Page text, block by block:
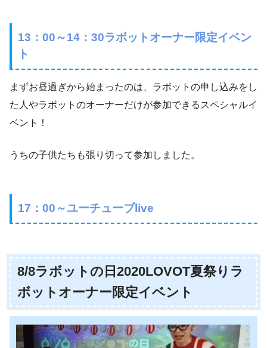
13：00～14：30ラボットオーナー限定イベン
ト
まずお昼過ぎから始まったのは、ラボットの申し込みをし
た人やラボットのオーナーだけが参加できるスペシャルイ
ベント！
うちの子供たちも張り切って参加しました。
17：00～ユーチューブlive
8/8ラボットの日2020LOVOT夏祭りラ
ボットオーナー限定イベント